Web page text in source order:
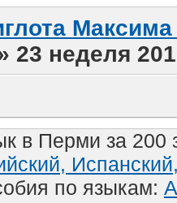
23 неделя
в Перми за 200
по языкам: